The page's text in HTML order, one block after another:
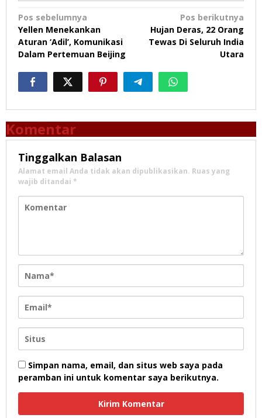
Navigasi
pos
Pos sebelumnya
Yellen Menekankan
Aturan ‘Adil’, Komunikasi
Dalam Pertemuan Beijing
Pos berikutnya
Hujan Deras, 22 Orang
Tewas Di Seluruh India
Utara
Komentar
Tinggalkan Balasan
Alamat email Anda tidak akan dipublikasikan. Ruas yang
wajib ditandai *
Simpan nama, email, dan situs web saya pada
peramban ini untuk komentar saya berikutnya.